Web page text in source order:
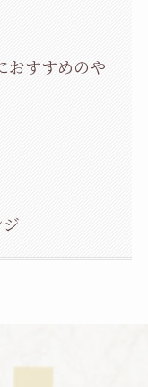
すすめのや